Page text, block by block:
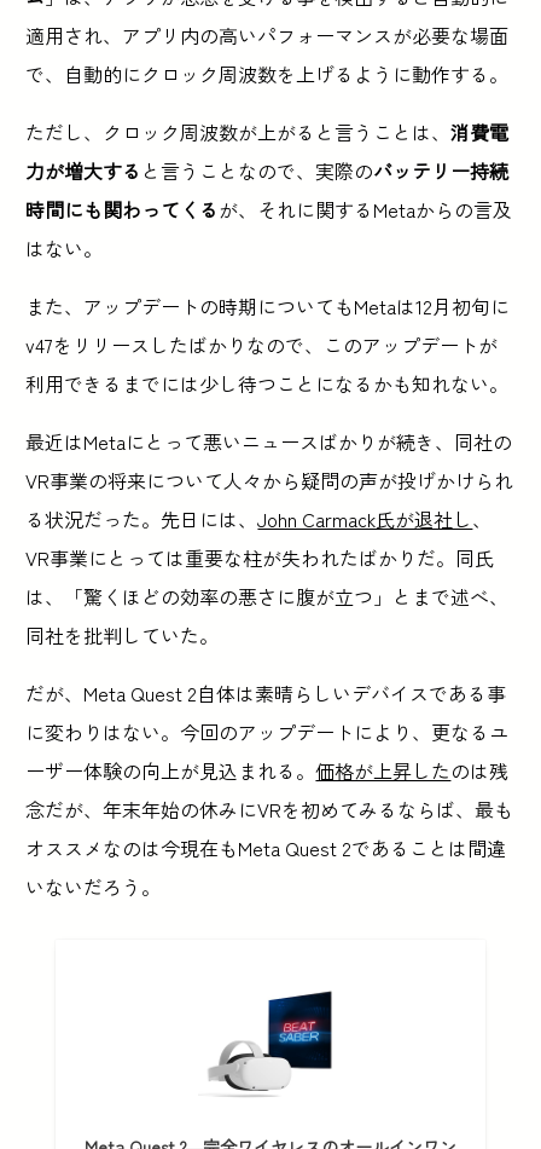
適用され、アプリ内の高いパフォーマンスが必要な場面
で、自動的にクロック周波数を上げるように動作する。
ただし、クロック周波数が上がると言うことは、消費電
力が増大する と言うことなので、実際のバッテリー持続
時間にも関わってくるが、それに関するMetaからの言及
はない。
また、アップデートの時期についてもMetaは12月初旬に
v47をリリースしたばかりなので、このアップデートが
利用できるまでには少し待つことになるかも知れない。
最近はMetaにとって悪いニュースばかりが続き、同社の
VR事業の将来について人々から疑問の声が投げかけられ
る状況だった。先日には、John Carmack氏が退社し、
VR事業にとっては重要な柱が失われたばかりだ。同氏
は、「驚くほどの効率の悪さに腹が立つ」とまで述べ、
同社を批判していた。
だが、Meta Quest 2自体は素晴らしいデバイスである事
に変わりはない。今回のアップデートにより、更なるユ
ーザー体験の向上が見込まれる。価格が上昇したのは残
念だが、年末年始の休みにVRを初めてみるならば、最も
オススメなのは今現在もMeta Quest 2であることは間違
いないだろう。